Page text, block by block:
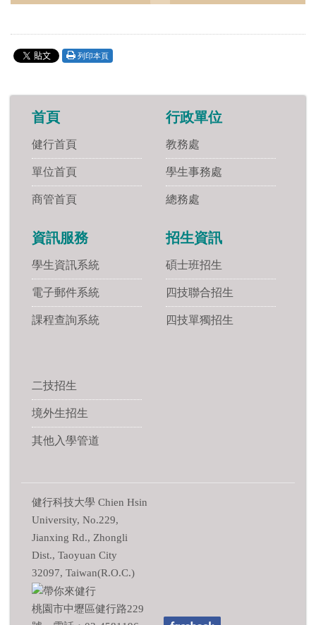
列印本頁
首頁
健行首頁
單位首頁
商管首頁
行政單位
教務處
學生事務處
總務處
資訊服務
學生資訊系統
電子郵件系統
課程查詢系統
招生資訊
碩士班招生
四技聯合招生
四技單獨招生
二技招生
境外生招生
其他入學管道
健行科技大學 Chien Hsin
University, No.229,
Jianxing Rd., Zhongli
Dist., Taoyuan City
32097, Taiwan(R.O.C.)
桃園市中壢區健行路229